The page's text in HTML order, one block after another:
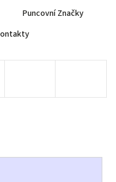
Puncovní Značky